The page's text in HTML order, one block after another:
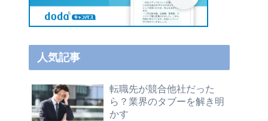
人気記事
転職先が競合他社だった
ら？業界のタブーを解き明
かす